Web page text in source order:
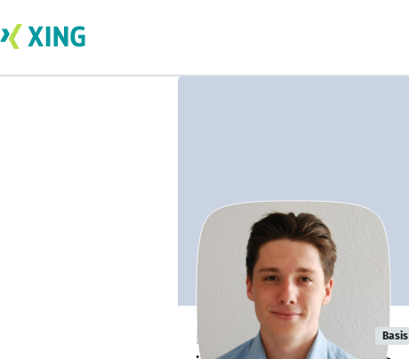
Lennart Krause Basis